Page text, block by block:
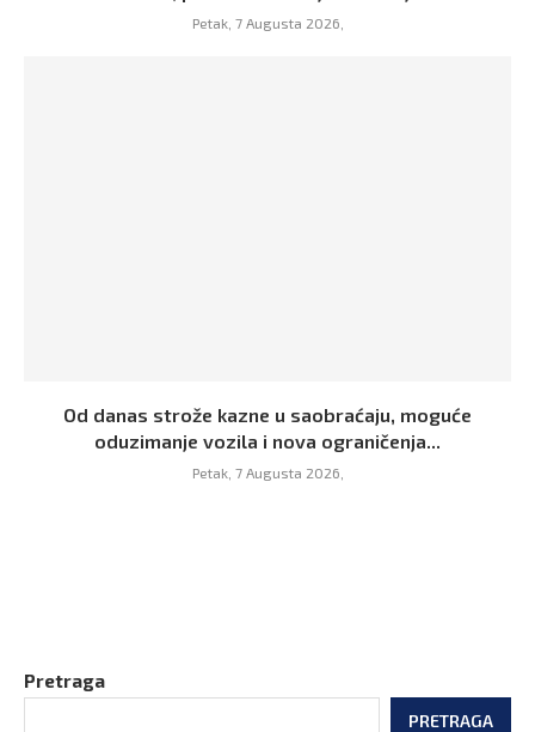
Petak, 7 Augusta 2026,
Od danas strože kazne u saobraćaju, moguće
oduzimanje vozila i nova ograničenja...
Petak, 7 Augusta 2026,
Pretraga
PRETRAGA